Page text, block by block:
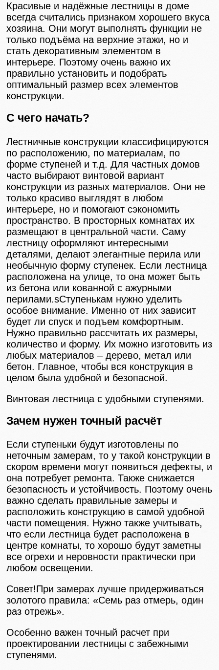
Красивые и надёжные лестницы в доме
всегда считались признаком хорошего вкуса
хозяина. Они могут выполнять функции не
только подъёма на верхние этажи, но и
стать декоративным элементом в
интерьере. Поэтому очень важно их
правильно установить и подобрать
оптимальный размер всех элементов
конструкции.
С чего начать?
Лестничные конструкции классифицируются
по расположению, по материалам, по
форме ступеней и т.д. Для частных домов
часто выбирают винтовой вариант
конструкции из разных материалов. Они не
только красиво выглядят в любом
интерьере, но и помогают сэкономить
пространство. В просторных комнатах их
размещают в центральной части. Саму
лестницу оформляют интересными
деталями, делают элегантные перила или
необычную форму ступенек. Если лестница
расположена на улице, то она может быть
из бетона или кованной с ажурными
перилами.sСтупенькам нужно уделить
особое внимание. Именно от них зависит
будет ли спуск и подъем комфортным.
Нужно правильно рассчитать их размеры,
количество и форму. Их можно изготовить из
любых материалов – дерево, метал или
бетон. Главное, чтобы вся конструкция в
целом была удобной и безопасной.
Винтовая лестница с удобными ступенями.
Зачем нужен точный расчёт
Если ступеньки будут изготовлены по
неточным замерам, то у такой конструкции в
скором времени могут появиться дефекты, и
она потребует ремонта. Также снижается
безопасность и устойчивость. Поэтому очень
важно сделать правильные замеры и
расположить конструкцию в самой удобной
части помещения. Нужно также учитывать,
что если лестница будет расположена в
центре комнаты, то хорошо будут заметны
все огрехи и неровности практически при
любом освещении.
Совет!При замерах лучше придерживаться
золотого правила: «Семь раз отмерь, один
раз отрежь».
Особенно важен точный расчет при
проектировании лестницы с забежными
ступенями.